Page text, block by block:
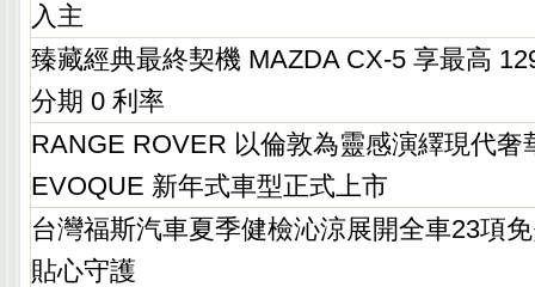
入主
臻藏經典最終契機 MAZDA CX-5 享最高
分期 0 利率
RANGE ROVER 以倫敦為靈感演繹現代奢
EVOQUE 新年式車型正式上市
台灣福斯汽車夏季健檢沁涼展開全車23項
貼心守護